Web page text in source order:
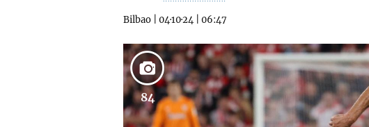
Bilbao 04·10·24 06:47
84